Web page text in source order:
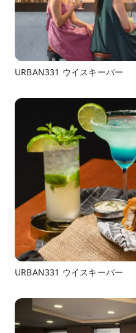
URBAN331 ウイスキーバー
URBAN331 ウイスキーバー